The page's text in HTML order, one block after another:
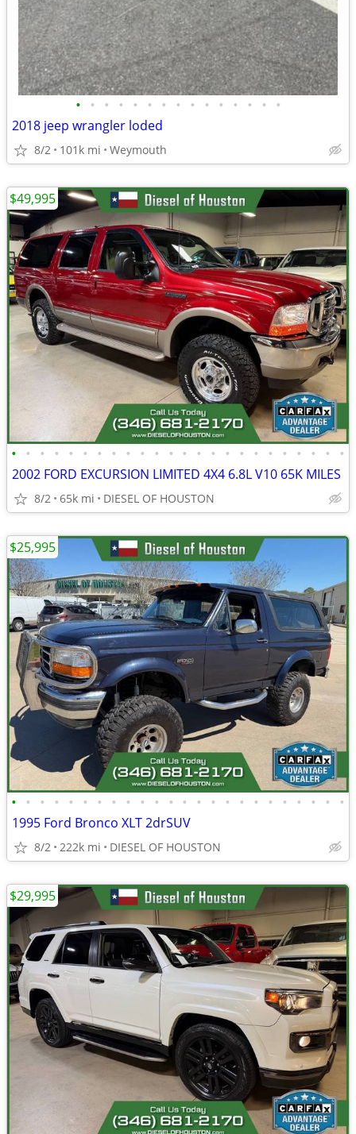
• • • • • • • • • • • • • • •
2018 jeep wrangler loded
8/2 101k mi Weymouth
• • • • • • • • • • • • • • • • • • • • • • • •
2002 FORD EXCURSION LIMITED 4X4 6.8L V10 65K MILES
8/2 65k mi DIESEL OF HOUSTON
$49,995
• • • • • • • • • • • • • • • • • • • • • • • •
1995 Ford Bronco XLT 2drSUV
8/2 222k mi DIESEL OF HOUSTON
$25,995
$29,995